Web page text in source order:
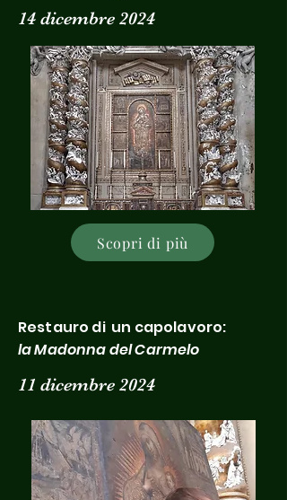
14 dicembre 2024
Scopri di più
Restauro di un capolavoro:
la Madonna del Carmelo
11 dicembre 2024